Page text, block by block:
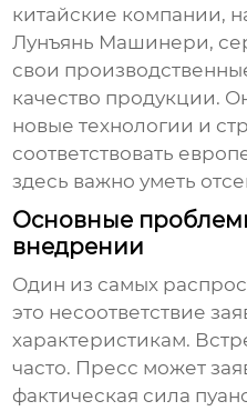
китайские компании,
Лунъянь Машинери,
свои
качество продукции.
новые технологии и
соответствовать
здесь важно уметь
Основные
внедрении
Один из самых
это несоответствие
характеристикам.
часто. Пресс может
фактическая сила